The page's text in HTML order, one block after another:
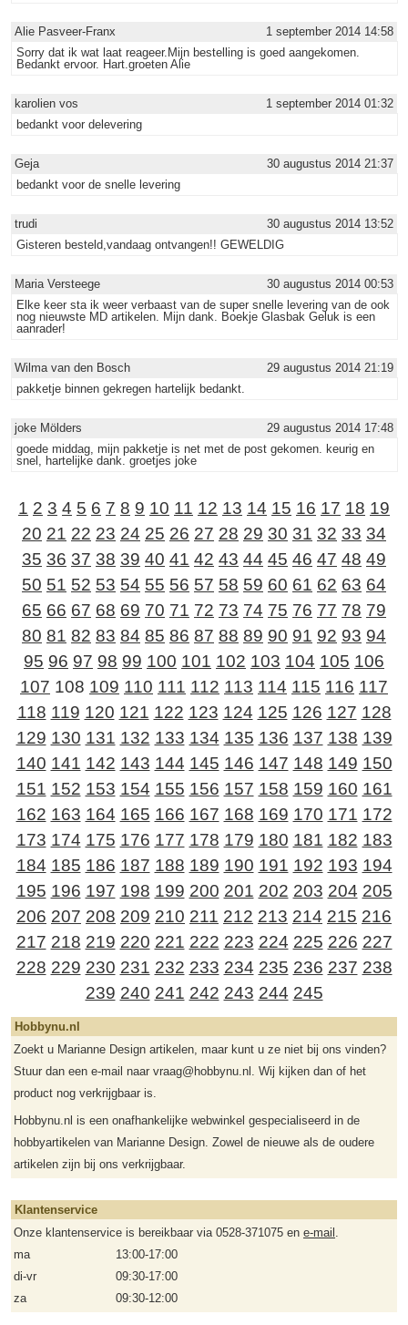
Alie Pasveer-Franx
1 september 2014 14:58
Sorry dat ik wat laat reageer.Mijn bestelling is goed aangekomen.
Bedankt ervoor. Hart.groeten Alie
karolien vos
1 september 2014 01:32
bedankt voor delevering
Geja
30 augustus 2014 21:37
bedankt voor de snelle levering
trudi
30 augustus 2014 13:52
Gisteren besteld,vandaag ontvangen!! GEWELDIG
Maria Versteege
30 augustus 2014 00:53
Elke keer sta ik weer verbaast van de super snelle levering van de ook
nog nieuwste MD artikelen. Mijn dank. Boekje Glasbak Geluk is een
aanrader!
Wilma van den Bosch
29 augustus 2014 21:19
pakketje binnen gekregen hartelijk bedankt.
joke Mölders
29 augustus 2014 17:48
goede middag, mijn pakketje is net met de post gekomen. keurig en
snel, hartelijke dank. groetjes joke
1 2 3 4 5 6 7 8 9 10 11 12 13 14 15 16 17 18 19
20 21 22 23 24 25 26 27 28 29 30 31 32 33 34
35 36 37 38 39 40 41 42 43 44 45 46 47 48 49
50 51 52 53 54 55 56 57 58 59 60 61 62 63 64
65 66 67 68 69 70 71 72 73 74 75 76 77 78 79
80 81 82 83 84 85 86 87 88 89 90 91 92 93 94
95 96 97 98 99 100 101 102 103 104 105 106
107 108 109 110 111 112 113 114 115 116 117
118 119 120 121 122 123 124 125 126 127 128
129 130 131 132 133 134 135 136 137 138 139
140 141 142 143 144 145 146 147 148 149 150
151 152 153 154 155 156 157 158 159 160 161
162 163 164 165 166 167 168 169 170 171 172
173 174 175 176 177 178 179 180 181 182 183
184 185 186 187 188 189 190 191 192 193 194
195 196 197 198 199 200 201 202 203 204 205
206 207 208 209 210 211 212 213 214 215 216
217 218 219 220 221 222 223 224 225 226 227
228 229 230 231 232 233 234 235 236 237 238
239 240 241 242 243 244 245
Hobbynu.nl
Zoekt u Marianne Design artikelen, maar kunt u ze niet bij ons vinden?
Stuur dan een e-mail naar vraag@hobbynu.nl. Wij kijken dan of het
product nog verkrijgbaar is.
Hobbynu.nl is een onafhankelijke webwinkel gespecialiseerd in de
hobbyartikelen van Marianne Design. Zowel de nieuwe als de oudere
artikelen zijn bij ons verkrijgbaar.
Klantenservice
Onze klantenservice is bereikbaar via 0528-371075 en e-mail .
ma
13:00-17:00
di-vr
09:30-17:00
za
09:30-12:00